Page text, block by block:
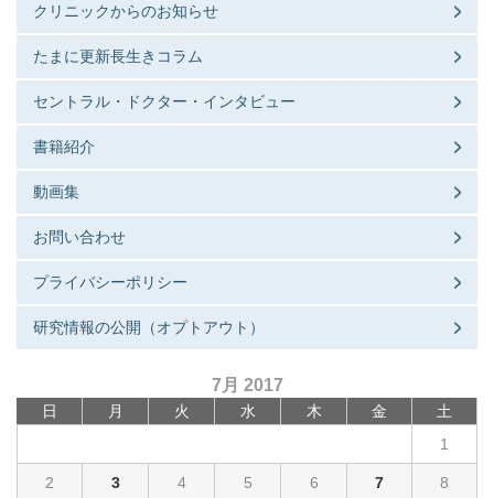
クリニックからのお知らせ
たまに更新長生きコラム
セントラル・ドクター・インタビュー
書籍紹介
動画集
お問い合わせ
プライバシーポリシー
研究情報の公開（オプトアウト）
7月 2017
日 月 火 水 木 金 土
1
2 3 4 5 6 7 8